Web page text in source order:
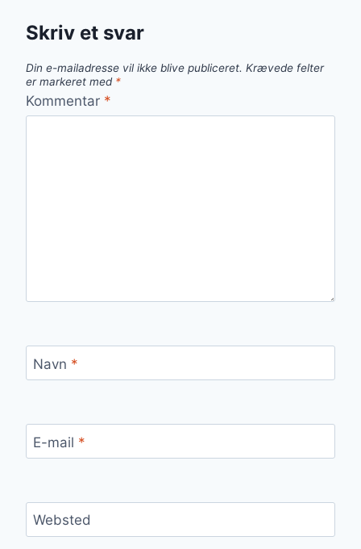
Skriv et svar
Din e-mailadresse vil ikke blive publiceret. Krævede felter
er markeret med *
Kommentar *
Navn *
E-mail *
Websted